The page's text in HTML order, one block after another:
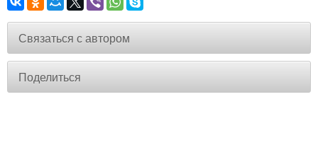
Связаться с автором
Поделиться